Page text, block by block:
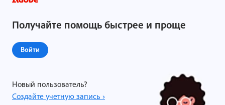
Получайте помощь быстрее и проще
Войти
Новый пользователь?
Создайте учетную запись ›